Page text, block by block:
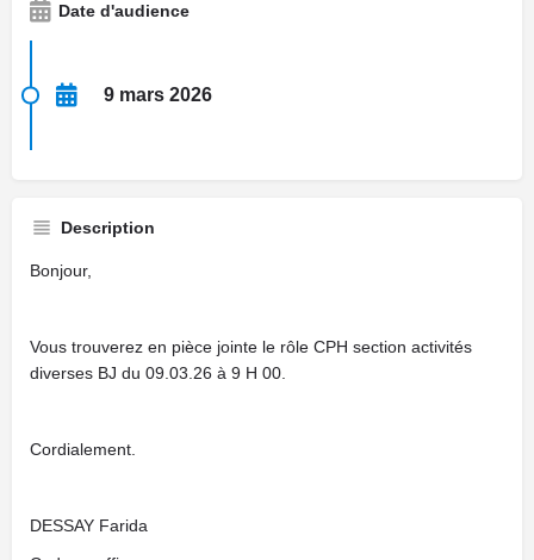
Date d'audience
9 mars 2026
Description
Bonjour,
Vous trouverez en pièce jointe le rôle CPH section activités
diverses BJ du 09.03.26 à 9 H 00.
Cordialement.
DESSAY Farida